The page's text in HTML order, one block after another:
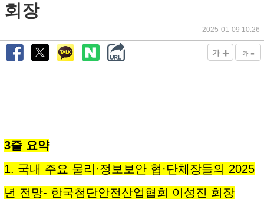
회장
2025-01-09 10:26
가 + 가 -
3줄 요약
1. 국내 주요 물리·정보보안 협·단체장들의 2025
년 전망- 한국첨단안전산업협회 이성진 회장